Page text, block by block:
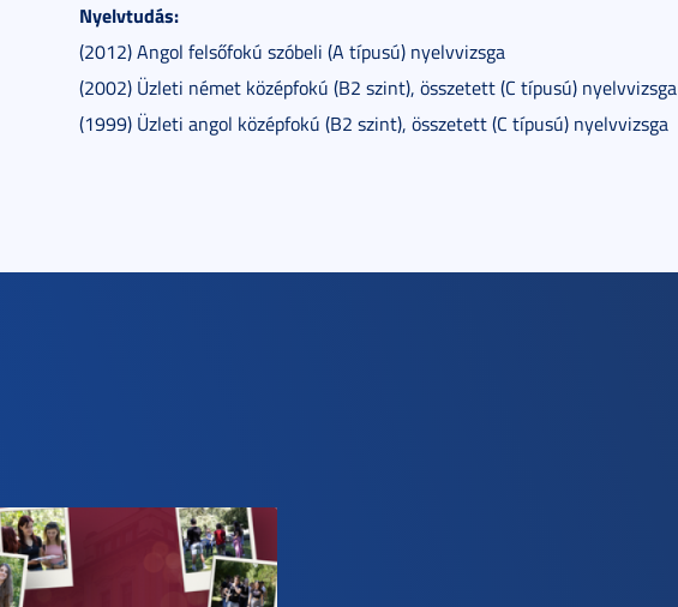
Nyelvtudás:
(2012) Angol felsőfokú szóbeli (A típusú) nyelvvizsga
(2002) Üzleti német középfokú (B2 szint), összetett (C típusú) nyelvvizsga
(1999) Üzleti angol középfokú (B2 szint), összetett (C típusú) nyelvvizsga